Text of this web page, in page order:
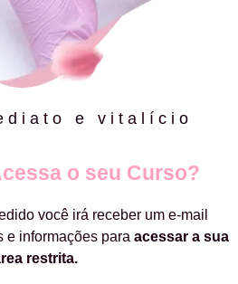
e vitalício
o seu Curso?
você irá receber um e-mail
e informações para acessar a sua
restrita.